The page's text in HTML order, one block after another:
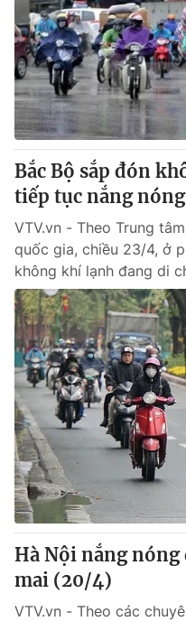
Bắc Bộ sắp đón
tiếp tục nắng nóng
VTV.vn - Theo Trung
quốc gia, chiều 23/4, ở
không khí lạnh đang di
Hà Nội nắng nóng
mai (20/4)
VTV.vn - Theo các